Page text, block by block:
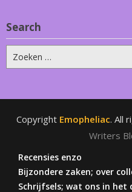
Search
naar:
Copyright Emopheliac. All
Writers
Recensies enzo
Bijzondere zaken; over
Schrijfsels; wat ons in het